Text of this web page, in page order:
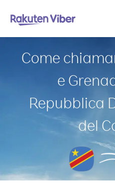
Come
e
Repubblica
del